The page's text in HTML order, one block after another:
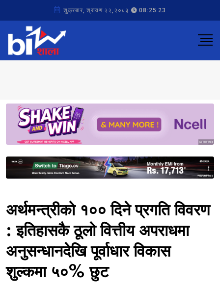
शुक्रबार, श्रावण २२,२०८३ 08:25:23
Sponsored
Sponsored
अर्थमन्त्रीको १०० दिने प्रगति विवरण
: इतिहासकै ठूलो वित्तीय अपराधमा
अनुसन्धानदेखि पूर्वाधार विकास
शुल्कमा ५०% छुट